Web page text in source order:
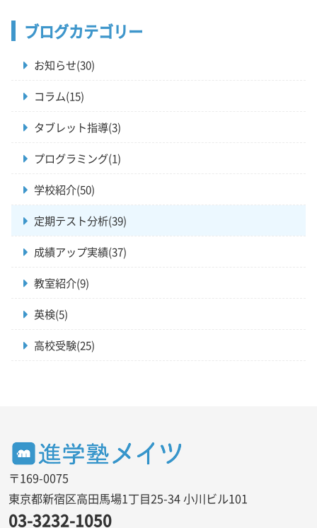
ブログカテゴリー
お知らせ(30)
コラム(15)
タブレット指導(3)
プログラミング(1)
学校紹介(50)
定期テスト分析(39)
成績アップ実績(37)
教室紹介(9)
英検(5)
高校受験(25)
〒169-0075
東京都新宿区高田馬場1丁目25-34 小川ビル101
03-3232-1050